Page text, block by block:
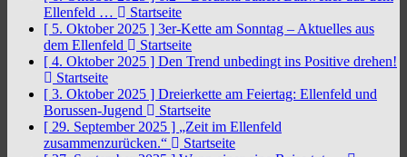
Ellenfeld …
Startseite
[ 5. Oktober 2025 ] 3er-Kette am Sonntag – Aktuelles aus
dem Ellenfeld
Startseite
[ 4. Oktober 2025 ] Den Trend unbedingt ins Positive drehen!
Startseite
[ 3. Oktober 2025 ] Dreierkette am Feiertag: Ellenfeld und
Borussen-Jugend
Startseite
[ 29. September 2025 ] „Zeit im Ellenfeld
zusammenzurücken.“
Startseite